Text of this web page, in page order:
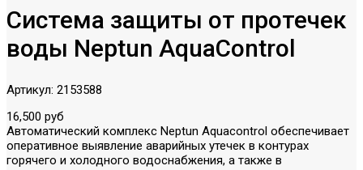
Система защиты от протечек
воды Neptun AquaControl
Артикул: 2153588
16,500 руб
Автоматический комплекс Neptun Aquacontrol обеспечивает
оперативное выявление аварийных утечек в контурах
горячего и холодного водоснабжения, а также в